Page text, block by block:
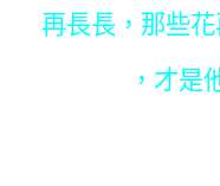
再長長，那些
，才是